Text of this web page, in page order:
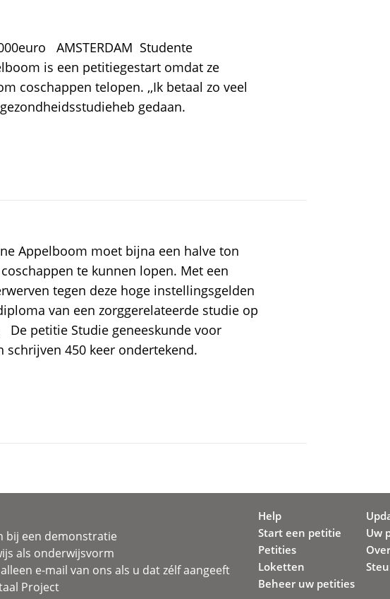
AMSTERDAM  Studente
is een petitiegestart omdat ze
coschappen telopen. ,,Ik betaal zo veel
gedaan.
Appelboom moet bijna een halve ton
te kunnen lopen. Met een
tegen deze hoge instellingsgelden
van een zorggerelateerde studie op
petitie Studie geneeskunde voor
schrijven 450 keer ondertekend.
bij een demonstratie
als onderwijsvorm
e-mail van ons als u dat zélf aangeeft
Project
Help
Start een petitie
Petities
Loketten
Beheer uw petities
Uw